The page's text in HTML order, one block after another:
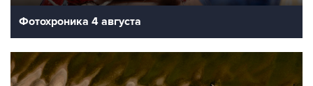
Фотохроника 4 августа